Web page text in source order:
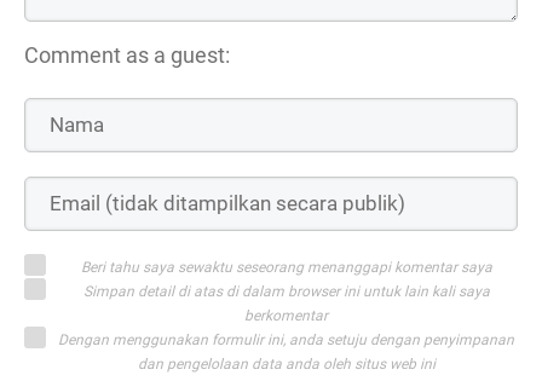
Comment as a guest:
Beri tahu saya sewaktu seseorang menanggapi komentar saya
Simpan detail di atas di dalam browser ini untuk lain kali saya
berkomentar
Dengan menggunakan formulir ini, anda setuju dengan penyimpanan
dan pengelolaan data anda oleh situs web ini